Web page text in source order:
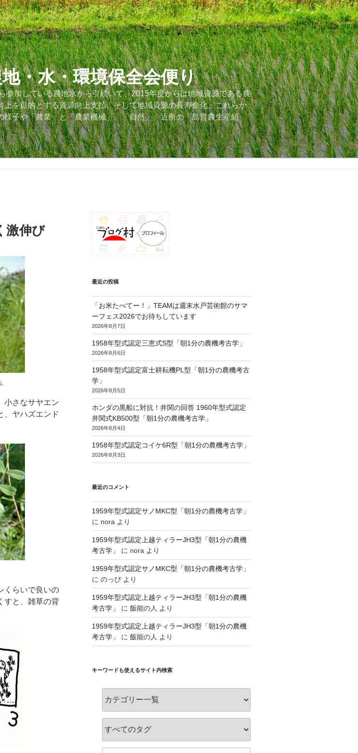
・水・環境保全会便り
参加している農地水から引続いて、2015年度からは地域資源である農
を目的とする資源向上支払、そして地域資源の長寿命化、これらか
子や「農業」と「農業機械」、「自然」、近所の「島営農生産組
激伸び
小さなサヤエン
、ヤハズエンド
くらいで良いの
すと、雑草の背
最近の投稿
「お米たべてー！」TEAMは週末水戸芸術館のサマ
ーフェス2026でお待ちしています
2026年8月7日
1958年型式認定三恵式S型「朝1分の農機考古学」
2026年8月6日
1958年型式認定富士耕耘機PL型「朝1分の農機考古
学」
2026年8月5日
ホンダの黒船に対抗！井関の回答 1960年型式認定
井関式KB500型「朝1分の農機考古学」
2026年8月4日
1958年型式認定コイケ6R型「朝1分の農機考古学」
2026年8月3日
最近のコメント
1959年型式認定サノMKC型「朝1分の農機考古学」
に nora より
1959年型式認定上越ティラーJH3型「朝1分の農機
考古学」
に nora より
1959年型式認定サノMKC型「朝1分の農機考古学」
に のっぴより
1959年型式認定上越ティラーJH3型「朝1分の農機
考古学」
に 飯能の人 より
1959年型式認定上越ティラーJH3型「朝1分の農機
考古学」
に 飯能の人 より
キーワードも使えるサイト内検索